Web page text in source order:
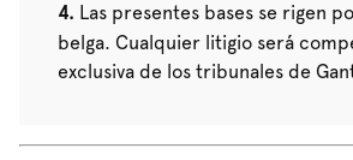
Las presentes bases se rigen
belga. Cualquier litigio será
exclusiva de los tribunales de